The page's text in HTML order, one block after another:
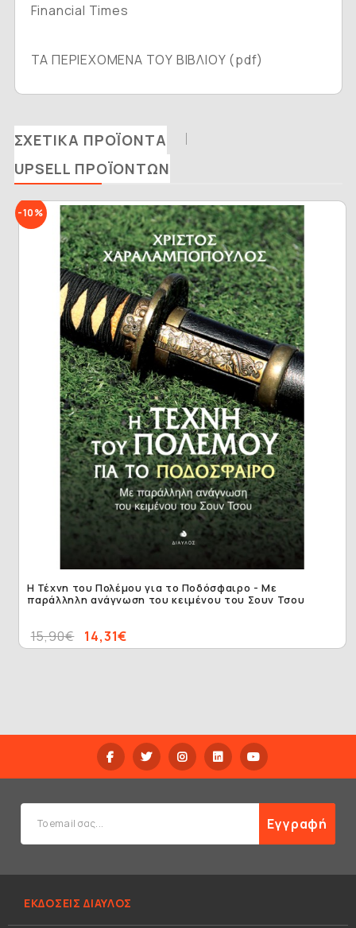
Financial Times
ΤΑ ΠΕΡΙΕΧΟΜΕΝΑ ΤΟΥ ΒΙΒΛΙΟΥ (pdf)
ΣΧΕΤΙΚΆ ΠΡΟΪΌΝΤΑ
UPSELL ΠΡΟΪΌΝΤΩΝ
-10%
Η Τέχνη του Πολέμου για το Ποδόσφαιρο - Με
παράλληλη ανάγνωση του κειμένου του Σουν Τσου
14,31€
15,90€
Εγγραφή
ΕΚΔΟΣΕΙΣ ΔΙΑΥΛΟΣ